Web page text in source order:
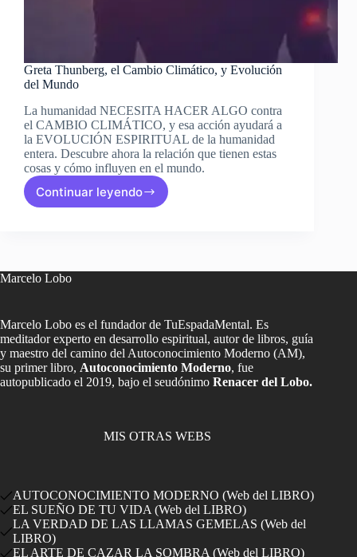
Greta Thunberg, el Cambio Climático, y Evolución
del Mundo
La humanidad NECESITA HACER ALGO contra
el CAMBIO CLIMÁTICO, y esa acción ayudará a
la EVOLUCIÓN ESPIRITUAL de la humanidad
entera. Descubre ahora la relación que tienen estas
cosas y cómo influyen en el mundo.
Continuar leyendo
Greta
y
Mundo
Marcelo Lobo
Marcelo Lobo es el fundador de TuEspadaMental. Es
meditador experto en desarrollo espiritual, autor de libros, guía
y maestro del camino del Autoconocimiento Moderno (AM),
su primer libro, Autoconocimiento Moderno, fue
autopublicado el 2019, bajo el seudónimo Renacer del Lobo.
MIS OTRAS WEBS
AUTOCONOCIMIENTO MODERNO (Web del LIBRO)
EL SUEÑO DE TU VIDA (Web del LIBRO)
LA VERDAD DE LAS LLAMAS GEMELAS (Web del
LIBRO)
EL ARTE DE CAZAR LA SOMBRA (Web del LIBRO)